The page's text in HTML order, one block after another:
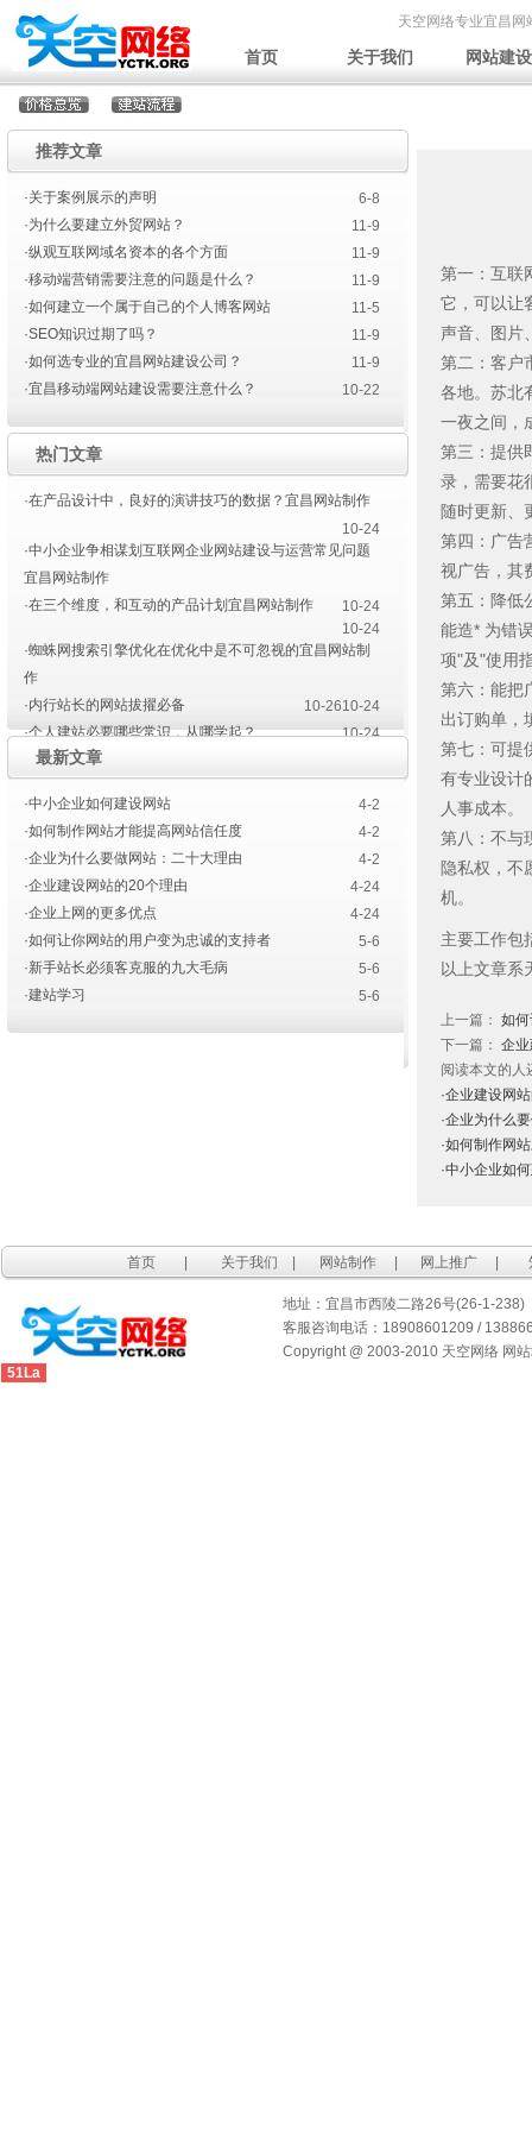
天空网络专业宜昌网
首页 关于我们 网站建设
推荐文章
·关于案例展示的声明
6-8
·为什么要建立外贸网站？
11-9
·纵观互联网域名资本的各个方面
11-9
·移动端营销需要注意的问题是什么？
11-9
·如何建立一个属于自己的个人博客网站
11-5
·SEO知识过期了吗？
11-9
·如何选专业的宜昌网站建设公司？
11-9
·宜昌移动端网站建设需要注意什么？
10-22
热门文章
·在产品设计中，良好的演讲技巧的数据？宜昌网站制作
10-24
·中小企业争相谋划互联网企业网站建设与运营常见问题
宜昌网站制作
10-24
·在三个维度，和互动的产品计划宜昌网站制作
10-24
·蜘蛛网搜索引擎优化在优化中是不可忽视的宜昌网站制
作
10-24
·内行站长的网站拔擢必备
10-26
·个人建站必要哪些常识，从哪学起？
10-24
·宜昌网站建设色彩的运用
4-10
最新文章
·中小企业如何建设网站
4-2
·如何制作网站才能提高网站信任度
4-2
·企业为什么要做网站：二十大理由
4-2
·企业建设网站的20个理由
4-24
·企业上网的更多优点
4-24
·如何让你网站的用户变为忠诚的支持者
5-6
·新手站长必须客克服的九大毛病
5-6
·建站学习
5-6
第一：互联
它，可以让
声音、图片
第二：客户
各地。苏北
一夜之间，
第三：提供
录，需要花
随时更新、
第四：广告
视广告，其
第五：降低
能造* 为错
项"及"使用
第六：能把
出订购单，
第七：可提
有专业设计
人事成本。
第八：不与
隐私权，不
机。
主要工作包
以上文章系
上一篇： 如
下一篇： 企
阅读本文的人
·企业建设网
·企业为什么
·如何制作网
·中小企业如
首页 关于我们 网站制作 网上推广
地址：宜昌市西陵二路26号(26-1-238)
客服咨询电话：18908601209 /
Copyright @ 2003-2010 天空网络 网
51La